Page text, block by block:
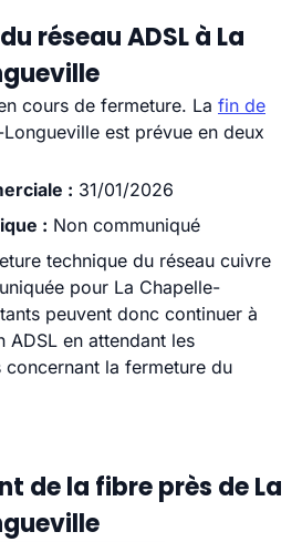
réseau ADSL à La
cours de fermeture. La fin de
est prévue en deux
: 31/01/2026
: Non communiqué
technique du réseau cuivre
pour La Chapelle-
peuvent donc continuer à
ADSL en attendant les
concernant la fermeture du
de la fibre près de La